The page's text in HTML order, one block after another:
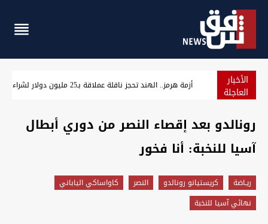
الأخبار
العاجلة مسؤول سوري: التعاون النفطي مع العراق يخفف أزمة الطاقة
رونالدو بعد إقصاء النصر من دوري أبطال
آسيا للنخبة: أنا فخور
ريـاضة كريستيانو رونالدو النصر
كاواساكي الياباني
نهائي آسيا للنخبة